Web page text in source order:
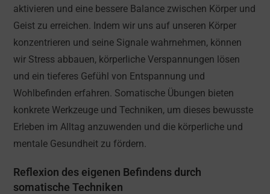
aktivieren und eine bessere Balance zwischen Körper und
Geist zu erreichen. Indem wir uns auf unseren Körper
konzentrieren und seine Signale wahrnehmen, können
wir Stress abbauen, körperliche Verspannungen lösen
und ein tieferes Gefühl von Entspannung und
Wohlbefinden erfahren. Somatische Übungen bieten
konkrete Werkzeuge und Techniken, um dieses bewusste
Erleben im Alltag anzuwenden und die körperliche und
mentale Gesundheit zu fördern.
Reflexion des eigenen Befindens durch
somatische Techniken